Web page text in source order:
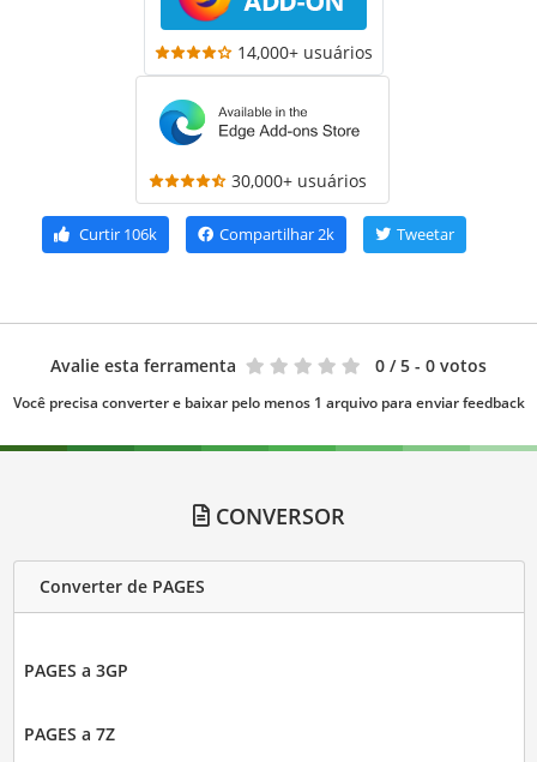
14,000+ usuários
30,000+ usuários
Curtir 106k Compartilhar2k Tweetar
Avalie esta ferramenta 0 / 5 - 0 votos
Você precisa converter e baixar pelo menos 1 arquivo para enviar feedback
CONVERSOR
Converter de PAGES
PAGES a 3GP
PAGES a 7Z